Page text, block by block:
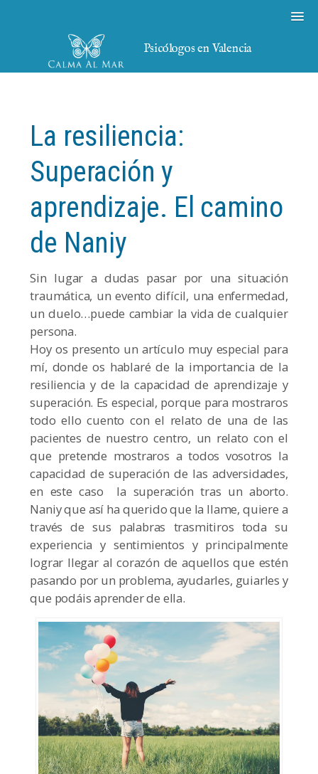
Psicólogos en Valencia
La resiliencia:
Superación y
aprendizaje. El camino
de Naniy
Sin lugar a dudas pasar por una situación
traumática, un evento difícil, una enfermedad,
un duelo…puede cambiar la vida de cualquier
persona.
Hoy os presento un artículo muy especial para
mí, donde os hablaré de la importancia de la
resiliencia y de la capacidad de aprendizaje y
superación. Es especial, porque para mostraros
todo ello cuento con el relato de una de las
pacientes de nuestro centro, un relato con el
que pretende mostraros a todos vosotros la
capacidad de superación de las adversidades,
en este caso la superación tras un aborto.
Naniy que así ha querido que la llame, quiere a
través de sus palabras trasmitiros toda su
experiencia y sentimientos y principalmente
lograr llegar al corazón de aquellos que estén
pasando por un problema, ayudarles, guiarles y
que podáis aprender de ella.